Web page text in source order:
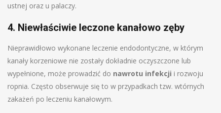
ustnej oraz u palaczy.
4. Niewłaściwie leczone kanałowo zęby
Nieprawidłowo wykonane leczenie endodontyczne, w którym
kanały korzeniowe nie zostały dokładnie oczyszczone lub
wypełnione, może prowadzić do nawrotu infekcji i rozwoju
ropnia. Często obserwuje się to w przypadkach tzw. wtórnych
zakażeń po leczeniu kanałowym.